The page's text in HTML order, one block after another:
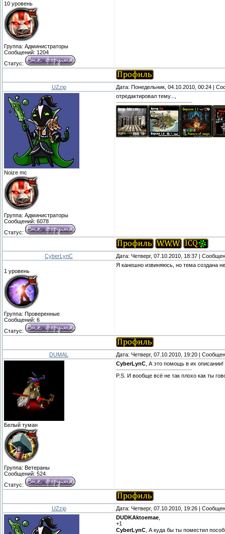
10 уровень
Группа: Администраторы
Сообщений: 1204
Статус:
UZzip Дата: Понедельник, 04.10.2010, 00:24 |
Noize mc
Группа: Администраторы
Сообщений: 6078
Статус:
отредактировал тему...,
CyberLynC Дата: Четверг, 07.10.2010, 18:37 |
1 уровень
Группа: Проверенные
Сообщений: 6
Статус:
Я канешно извиняюсь, но тема создана
DUMAL Дата: Четверг, 07.10.2010, 19:20 |
Белый туман
Группа: Ветераны
Сообщений: 524
Статус:
CyberLynC , А это помощь в их описании!
P.S. И вообще всё не так плохо как ты
UZzip Дата: Четверг, 07.10.2010, 19:26 |
DUDKAktoemae
+1
CyberLynC , А куда бы ты поместил